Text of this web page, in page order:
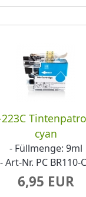
cyan
- Füllmenge: 9ml
- Art-Nr. PC BR110-
6,95 EUR